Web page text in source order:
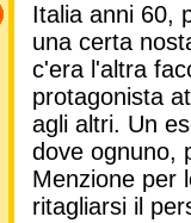
Italia anni 60,
una certa
c'era l'altra
protagonista
agli altri. Un
dove ognuno,
Menzione per
ritagliarsi il